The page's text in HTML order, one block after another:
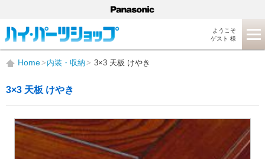
ようこそ
ゲスト 様
Home 内装・収納 3×3 天板 けやき
3×3 天板 けやき